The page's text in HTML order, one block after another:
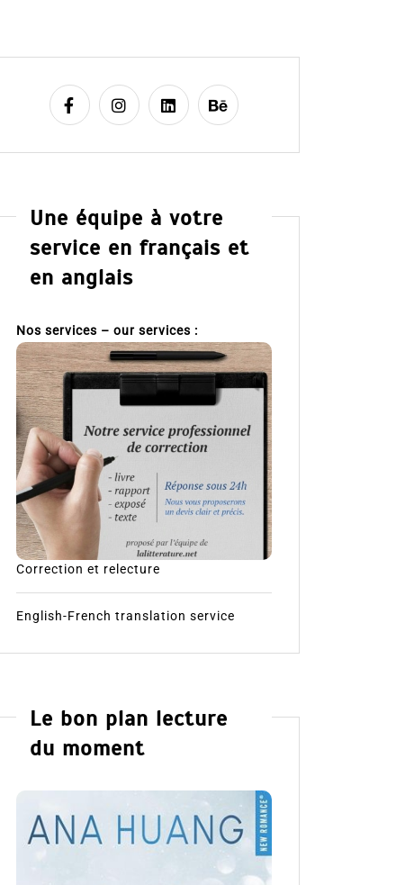
Une équipe à votre
service en français et
en anglais
Nos services – our services :
Correction et relecture
English-French translation service
Le bon plan lecture
du moment